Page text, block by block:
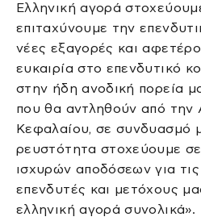
Ελληνική αγορά
επιταχύνουμε την
νέες εξαγορές και
ευκαιρία στο επενδυτικό
στην ήδη ανοδική πορεία
που θα αντληθούν από την
Κεφαλαίου, σε συνδυασμό
ρευστότητα στοχεύουμε
ισχυρών αποδόσεων για
επενδυτές και μετόχους
ελληνική αγορά συνολικά».